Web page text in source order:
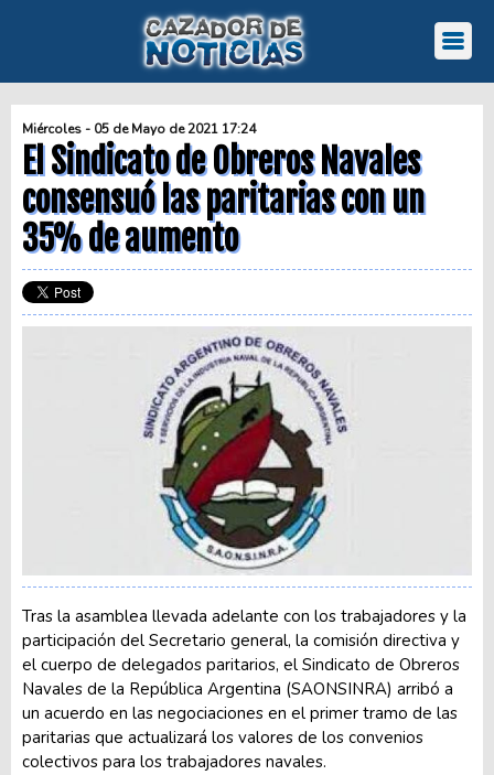
Miércoles - 05 de Mayo de 2021 17:24
El Sindicato de Obreros Navales
consensuó las paritarias con un
35% de aumento
Tras la asamblea llevada adelante con los trabajadores y la
participación del Secretario general, la comisión directiva y
el cuerpo de delegados paritarios, el Sindicato de Obreros
Navales de la República Argentina (SAONSINRA) arribó a
un acuerdo en las negociaciones en el primer tramo de las
paritarias que actualizará los valores de los convenios
colectivos para los trabajadores navales.